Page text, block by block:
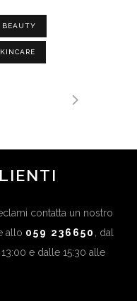
BEAUTY
contatta un nostro
allo 059 236650
, dal
e dalle 15:30 alle